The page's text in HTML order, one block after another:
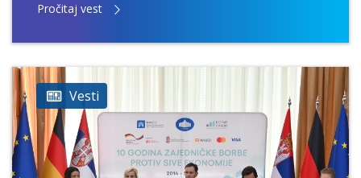
Pročitaj vest
Vesti